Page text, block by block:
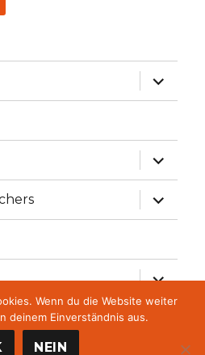
öffnen
öffnen
öffnen
öffnen
Wenn du die Website weiter
deinem Einverständnis aus.
NEIN